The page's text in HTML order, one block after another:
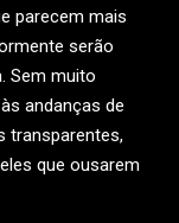
parecem mais
serão
Sem muito
andanças de
transparentes,
que ousarem